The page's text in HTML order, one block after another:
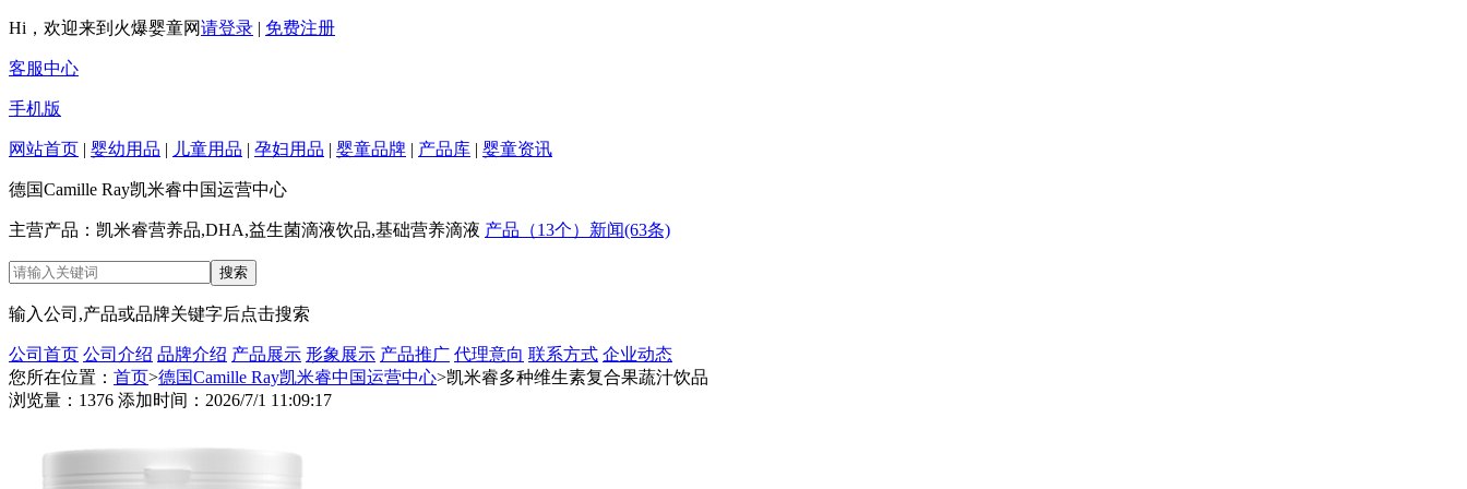
Hi，欢迎来到火爆婴童网请登录 | 免费注册
客服中心
手机版
网站首页 | 婴幼用品 | 儿童用品 | 孕妇用品 | 婴童品牌 | 产品库 | 婴童资讯
德国Camille Ray凯米睿中国运营中心
主营产品：凯米睿营养品,DHA,益生菌滴液饮品,基础营养滴液 产品（13个） 新闻(63条)
输入公司,产品或品牌关键字后点击搜索
公司首页 公司介绍 品牌介绍 产品展示 形象展示 产品推广 代理意向 联系方式 企业动态
您所在位置： 首页>德国Camille Ray凯米睿中国运营中心>凯米睿多种维生素复合果蔬汁饮品
浏览量：1376 添加时间：2026/7/1 11:09:17